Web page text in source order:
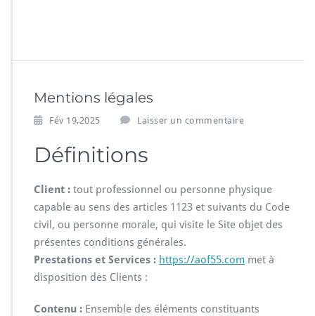
Mentions légales
Fév 19,2025 Laisser un commentaire
Définitions
Client : tout professionnel ou personne physique
capable au sens des articles 1123 et suivants du Code
civil, ou personne morale, qui visite le Site objet des
présentes conditions générales.
Prestations et Services : https://aof55.com met à
disposition des Clients :
Contenu : Ensemble des éléments constituants